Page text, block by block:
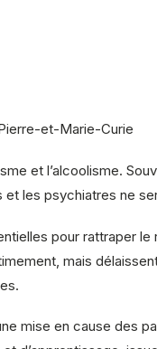
et-Marie-Curie
et l’alcoolisme.
les psychiatres ne
pour rattraper
mais
mise en cause des